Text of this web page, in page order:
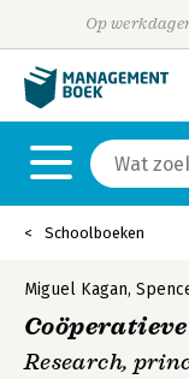
Op
Schoolboeken
Miguel Kagan,
Research,